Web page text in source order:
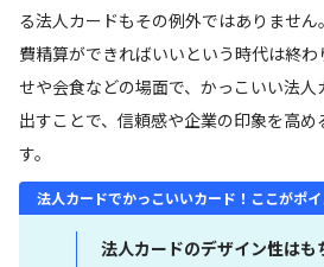
る法人カードもその例外ではありませ
費精算ができればいいという時代は終
せや会食などの場面で、かっこいい法人
出すことで、信頼感や企業の印象を高
す。
法人カードでかっこいいカード！ここがポイ
法人カードのデザイン性はも